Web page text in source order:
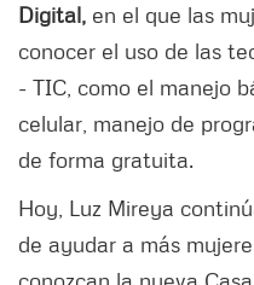
Digital, en el que las
conocer el uso de las
- TIC, como el manejo
celular, manejo de
de forma gratuita.
Hoy, Luz Mireya
de ayudar a más